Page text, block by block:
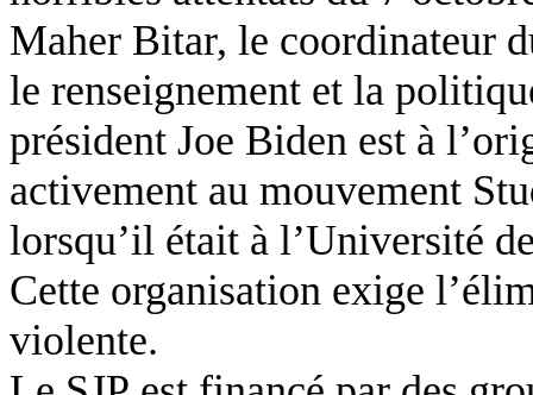
Maher Bitar, le coordinateur
le renseignement et la
président Joe Biden est à
activement au mouvement
lorsqu’il était à l’Université
Cette organisation exige
violente.